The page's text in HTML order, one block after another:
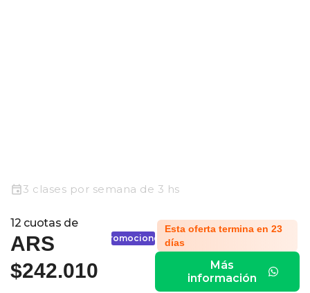
3 clases por semana de 3 hs
12 cuotas de
ARS
$242.010
Promociones
Esta oferta termina en 23
días
Más
información